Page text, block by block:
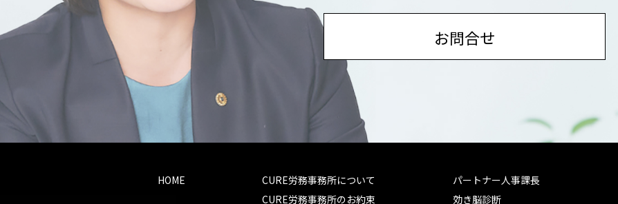
お問合せ
HOME
CURE労務事務所について
CURE労務事務所のお約束
パートナー人事課長
効き脳診断